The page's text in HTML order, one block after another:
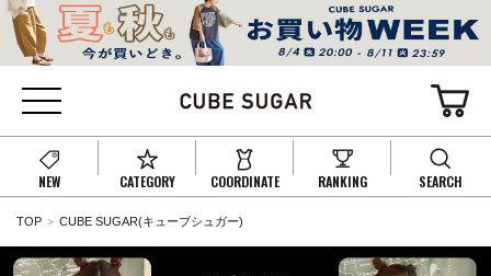
NEW CATEGORY COORDINATE RANKING SEARCH
TOP CUBE SUGAR(キューブシュガー)